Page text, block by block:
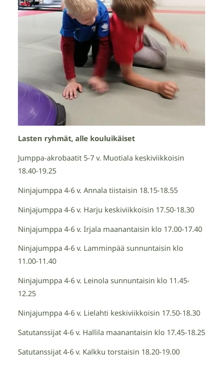
Lasten ryhmät, alle kouluikäiset
Jumppa-akrobaatit 5-7 v. Muotiala keskiviikkoisin
18.40-19.25
Ninjajumppa 4-6 v. Annala tiistaisin 18.15-18.55
Ninjajumppa 4-6 v. Harju keskiviikkoisin 17.50-18.30
Ninjajumppa 4-6 v. Irjala maanantaisin klo 17.00-17.40
Ninjajumppa 4-6 v. Lamminpää sunnuntaisin klo
11.00-11.40
Ninjajumppa 4-6 v. Leinola sunnuntaisin klo 11.45-
12.25
Ninjajumppa 4-6 v. Lielahti keskiviikkoisin 17.50-18.30
Satutanssijat 4-6 v. Hallila maanantaisin klo 17.45-18.25
Satutanssijat 4-6 v. Kalkku torstaisin 18.20-19.00